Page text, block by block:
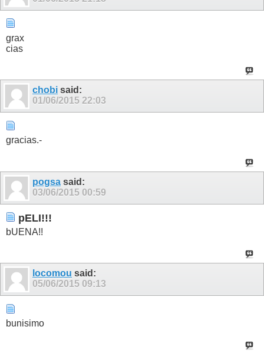
grax
cias
chobi said:
01/06/2015 22:03
gracias.-
pogsa said:
03/06/2015 00:59
pELI!!!
bUENA!!
locomou said:
05/06/2015 09:13
bunisimo